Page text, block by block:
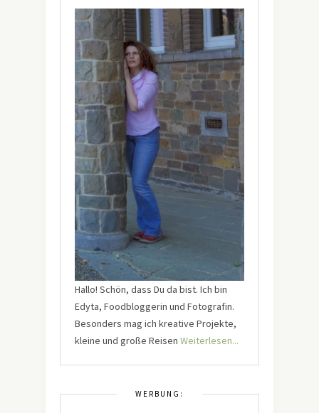
Hallo! Schön, dass Du da bist. Ich bin
Edyta, Foodbloggerin und Fotografin.
Besonders mag ich kreative Projekte,
kleine und große Reisen Weiterlesen...
WERBUNG: